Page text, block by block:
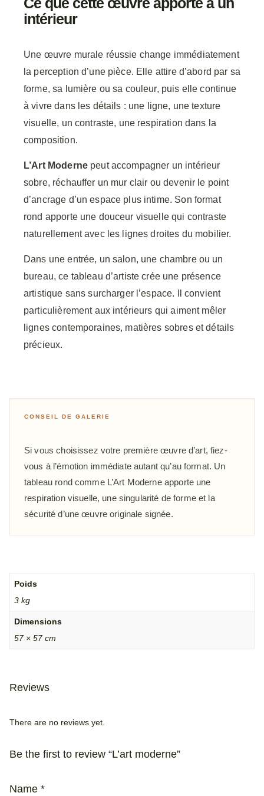
intérieur
Une œuvre murale réussie change immédiatement
la perception d’une pièce. Elle attire d’abord par sa
forme, sa lumière ou sa couleur, puis elle continue
à vivre dans les détails : une ligne, une texture
visuelle, un contraste, une respiration dans la
composition.
L’Art Modernepeut accompagner un intérieur
sobre, réchauffer un mur clair ou devenir le point
d’ancrage d’un espace plus intime. Son format
rond apporte une douceur visuelle qui contraste
naturellement avec les lignes droites du mobilier.
Dans une entrée, un salon, une chambre ou un
bureau, ce tableau d’artiste crée une présence
artistique sans surcharger l’espace. Il convient
particulièrement aux intérieurs qui aiment mêler
lignes contemporaines, matières sobres et détails
précieux.
CONSEIL DE GALERIE
Si vous choisissez votre première œuvre d’art, fiez-
vous à l’émotion immédiate autant qu’au format. Un
tableau rond comme L’Art Moderne apporte une
respiration visuelle, une singularité de forme et la
sécurité d’une œuvre originale signée.
Poids
3 kg
Dimensions
57 × 57 cm
Reviews
There are no reviews yet.
Be the first to review “L’art moderne”
Name *